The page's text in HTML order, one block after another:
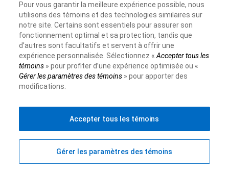
Établissement du budget
Conseils bancaires
Rapport à l’argent
Crédit et emprunt
Placements
Pour vous garantir la meilleure expérience possible, nous
utilisons des témoins et des technologies similaires sur
notre site. Certains sont essentiels pour assurer son
fonctionnement optimal et sa protection, tandis que
d’autres sont facultatifs et servent à offrir une
expérience personnalisée. Sélectionnez « Accepter tous les
témoins» pour profiter d’une expérience optimisée ou «
Gérer les paramètres des témoins» pour apporter des
modifications.
Gérer les paramètres des témoins
Accepter tous les témoins